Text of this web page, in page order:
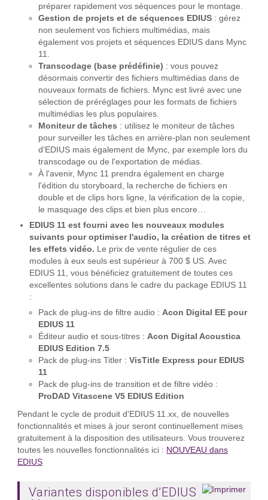
préparer rapidement vos séquences pour le montage.
Gestion de projets et de séquences EDIUS: gérez
non seulement vos fichiers multimédias, mais
également vos projets et séquences EDIUS dans Mync
11.
Transcodage (base prédéfinie) : vous pouvez
désormais convertir des fichiers multimédias dans de
nouveaux formats de fichiers. Mync est livré avec une
sélection de préréglages pour les formats de fichiers
multimédias les plus populaires.
Moniteur de tâches : utilisez le moniteur de tâches
pour surveiller les tâches en arrière-plan non seulement
d'EDIUS mais également de Mync, par exemple lors du
transcodage ou de l'exportation de médias.
À l'avenir, Mync 11 prendra également en charge
l'édition du storyboard, la recherche de fichiers en
double et de clips hors ligne, la vérification de la copie,
le masquage des clips et bien plus encore…
EDIUS 11 est fourni avec les nouveaux modules
suivants pour optimiser l'audio, la création de titres et
les effets vidéo. Le prix de vente régulier de ces
modules à eux seuls est supérieur à 700 $ US. Avec
EDIUS 11, vous bénéficiez gratuitement de toutes ces
excellentes solutions dans le cadre du package EDIUS 11
:
Pack de plug-ins de filtre audio : Acon Digital EE pour
EDIUS 11
Éditeur audio et sous-titres : Acon Digital Acoustica
EDIUS Edition 7.5
Pack de plug-ins Titler : VisTitle Express pour EDIUS
11
Pack de plug-ins de transition et de filtre vidéo :
ProDAD Vitascene V5 EDIUS Edition
Pendant le cycle de produit d'EDIUS 11.xx, de nouvelles
fonctionnalités et mises à jour seront continuellement mises
gratuitement à la disposition des utilisateurs. Vous trouverez
toutes les nouvelles fonctionnalités ici : NOUVEAU dans
EDIUS
Variantes disponibles d’EDIUS